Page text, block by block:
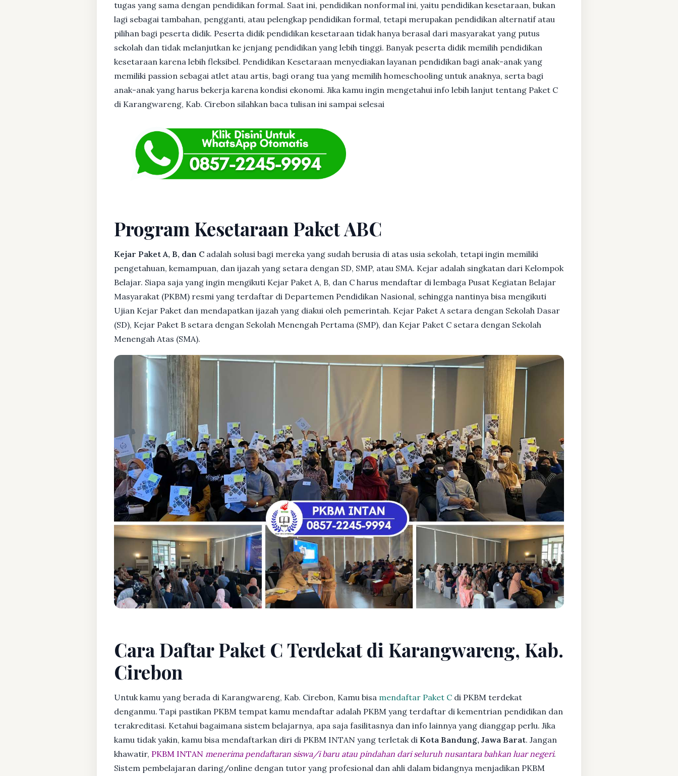
tugas yang sama dengan pendidikan formal. Saat ini, pendidikan nonformal ini, yaitu pendidikan kesetaraan, bukan
lagi sebagai tambahan, pengganti, atau pelengkap pendidikan formal, tetapi merupakan pendidikan alternatif atau
pilihan bagi peserta didik. Peserta didik pendidikan kesetaraan tidak hanya berasal dari masyarakat yang putus
sekolah dan tidak melanjutkan ke jenjang pendidikan yang lebih tinggi. Banyak peserta didik memilih pendidikan
kesetaraan karena lebih fleksibel. Pendidikan Kesetaraan menyediakan layanan pendidikan bagi anak-anak yang
memiliki passion sebagai atlet atau artis, bagi orang tua yang memilih homeschooling untuk anaknya, serta bagi
anak-anak yang harus bekerja karena kondisi ekonomi. Jika kamu ingin mengetahui info lebih lanjut tentang Paket C
di Karangwareng, Kab. Cirebon silahkan baca tulisan ini sampai selesai
Program Kesetaraan Paket ABC
Kejar Paket A, B, dan C adalah solusi bagi mereka yang sudah berusia di atas usia sekolah, tetapi ingin memiliki
pengetahuan, kemampuan, dan ijazah yang setara dengan SD, SMP, atau SMA. Kejar adalah singkatan dari Kelompok
Belajar. Siapa saja yang ingin mengikuti Kejar Paket A, B, dan C harus mendaftar di lembaga Pusat Kegiatan Belajar
Masyarakat (PKBM) resmi yang terdaftar di Departemen Pendidikan Nasional, sehingga nantinya bisa mengikuti
Ujian Kejar Paket dan mendapatkan ijazah yang diakui oleh pemerintah. Kejar Paket A setara dengan Sekolah Dasar
(SD), Kejar Paket B setara dengan Sekolah Menengah Pertama (SMP), dan Kejar Paket C setara dengan Sekolah
Menengah Atas (SMA).
Cara Daftar Paket C Terdekat di Karangwareng, Kab.
Cirebon
Untuk kamu yang berada di Karangwareng, Kab. Cirebon, Kamu bisa mendaftar Paket C di PKBM terdekat
denganmu. Tapi pastikan PKBM tempat kamu mendaftar adalah PKBM yang terdaftar di kementrian pendidikan dan
terakreditasi. Ketahui bagaimana sistem belajarnya, apa saja fasilitasnya dan info lainnya yang dianggap perlu. Jika
kamu tidak yakin, kamu bisa mendaftarkan diri di PKBM INTAN yang terletak di Kota Bandung, Jawa Barat. Jangan
khawatir, PKBM INTAN menerima pendaftaran siswa/i baru atau pindahan dari seluruh nusantara bahkan luar negeri.
Sistem pembelajaran daring/online dengan tutor yang profesional dan ahli dalam bidangnya menjadikan PKBM